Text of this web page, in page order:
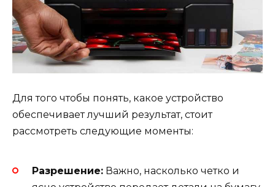
Для того чтобы понять, какое устройство
обеспечивает лучший результат, стоит
рассмотреть следующие моменты:
Разрешение: Важно, насколько четко и